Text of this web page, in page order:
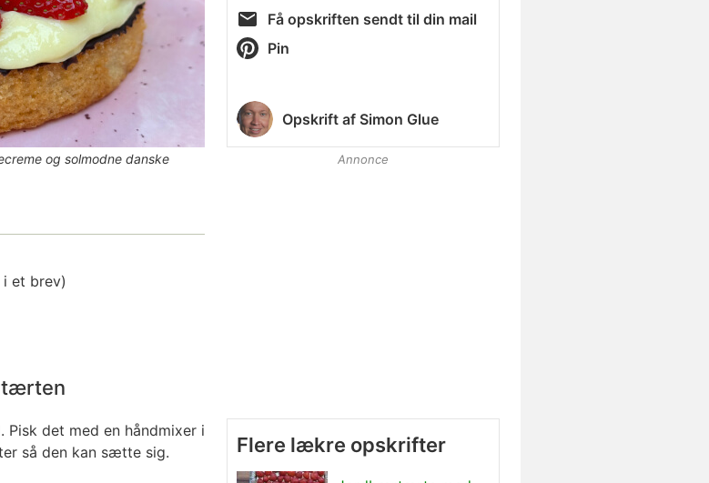
og solmodne danske
et brev)
det med en håndmixer i
så den kan sætte sig.
Få opskriften sendt til din mail
Pin
Opskrift af Simon Glue
Annonce
Flere lækre opskrifter